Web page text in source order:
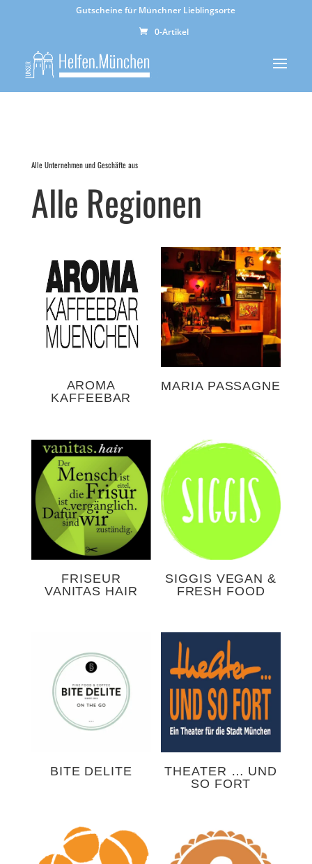
Gutscheine für Münchner Lieblingsorte
0-Artikel
Alle Unternehmen und Geschäfte aus
Alle Regionen
AROMA
KAFFEEBAR
MARIA PASSAGNE
FRISEUR
VANITAS HAIR
SIGGIS VEGAN &
FRESH FOOD
BITE DELITE
THEATER … UND
SO FORT